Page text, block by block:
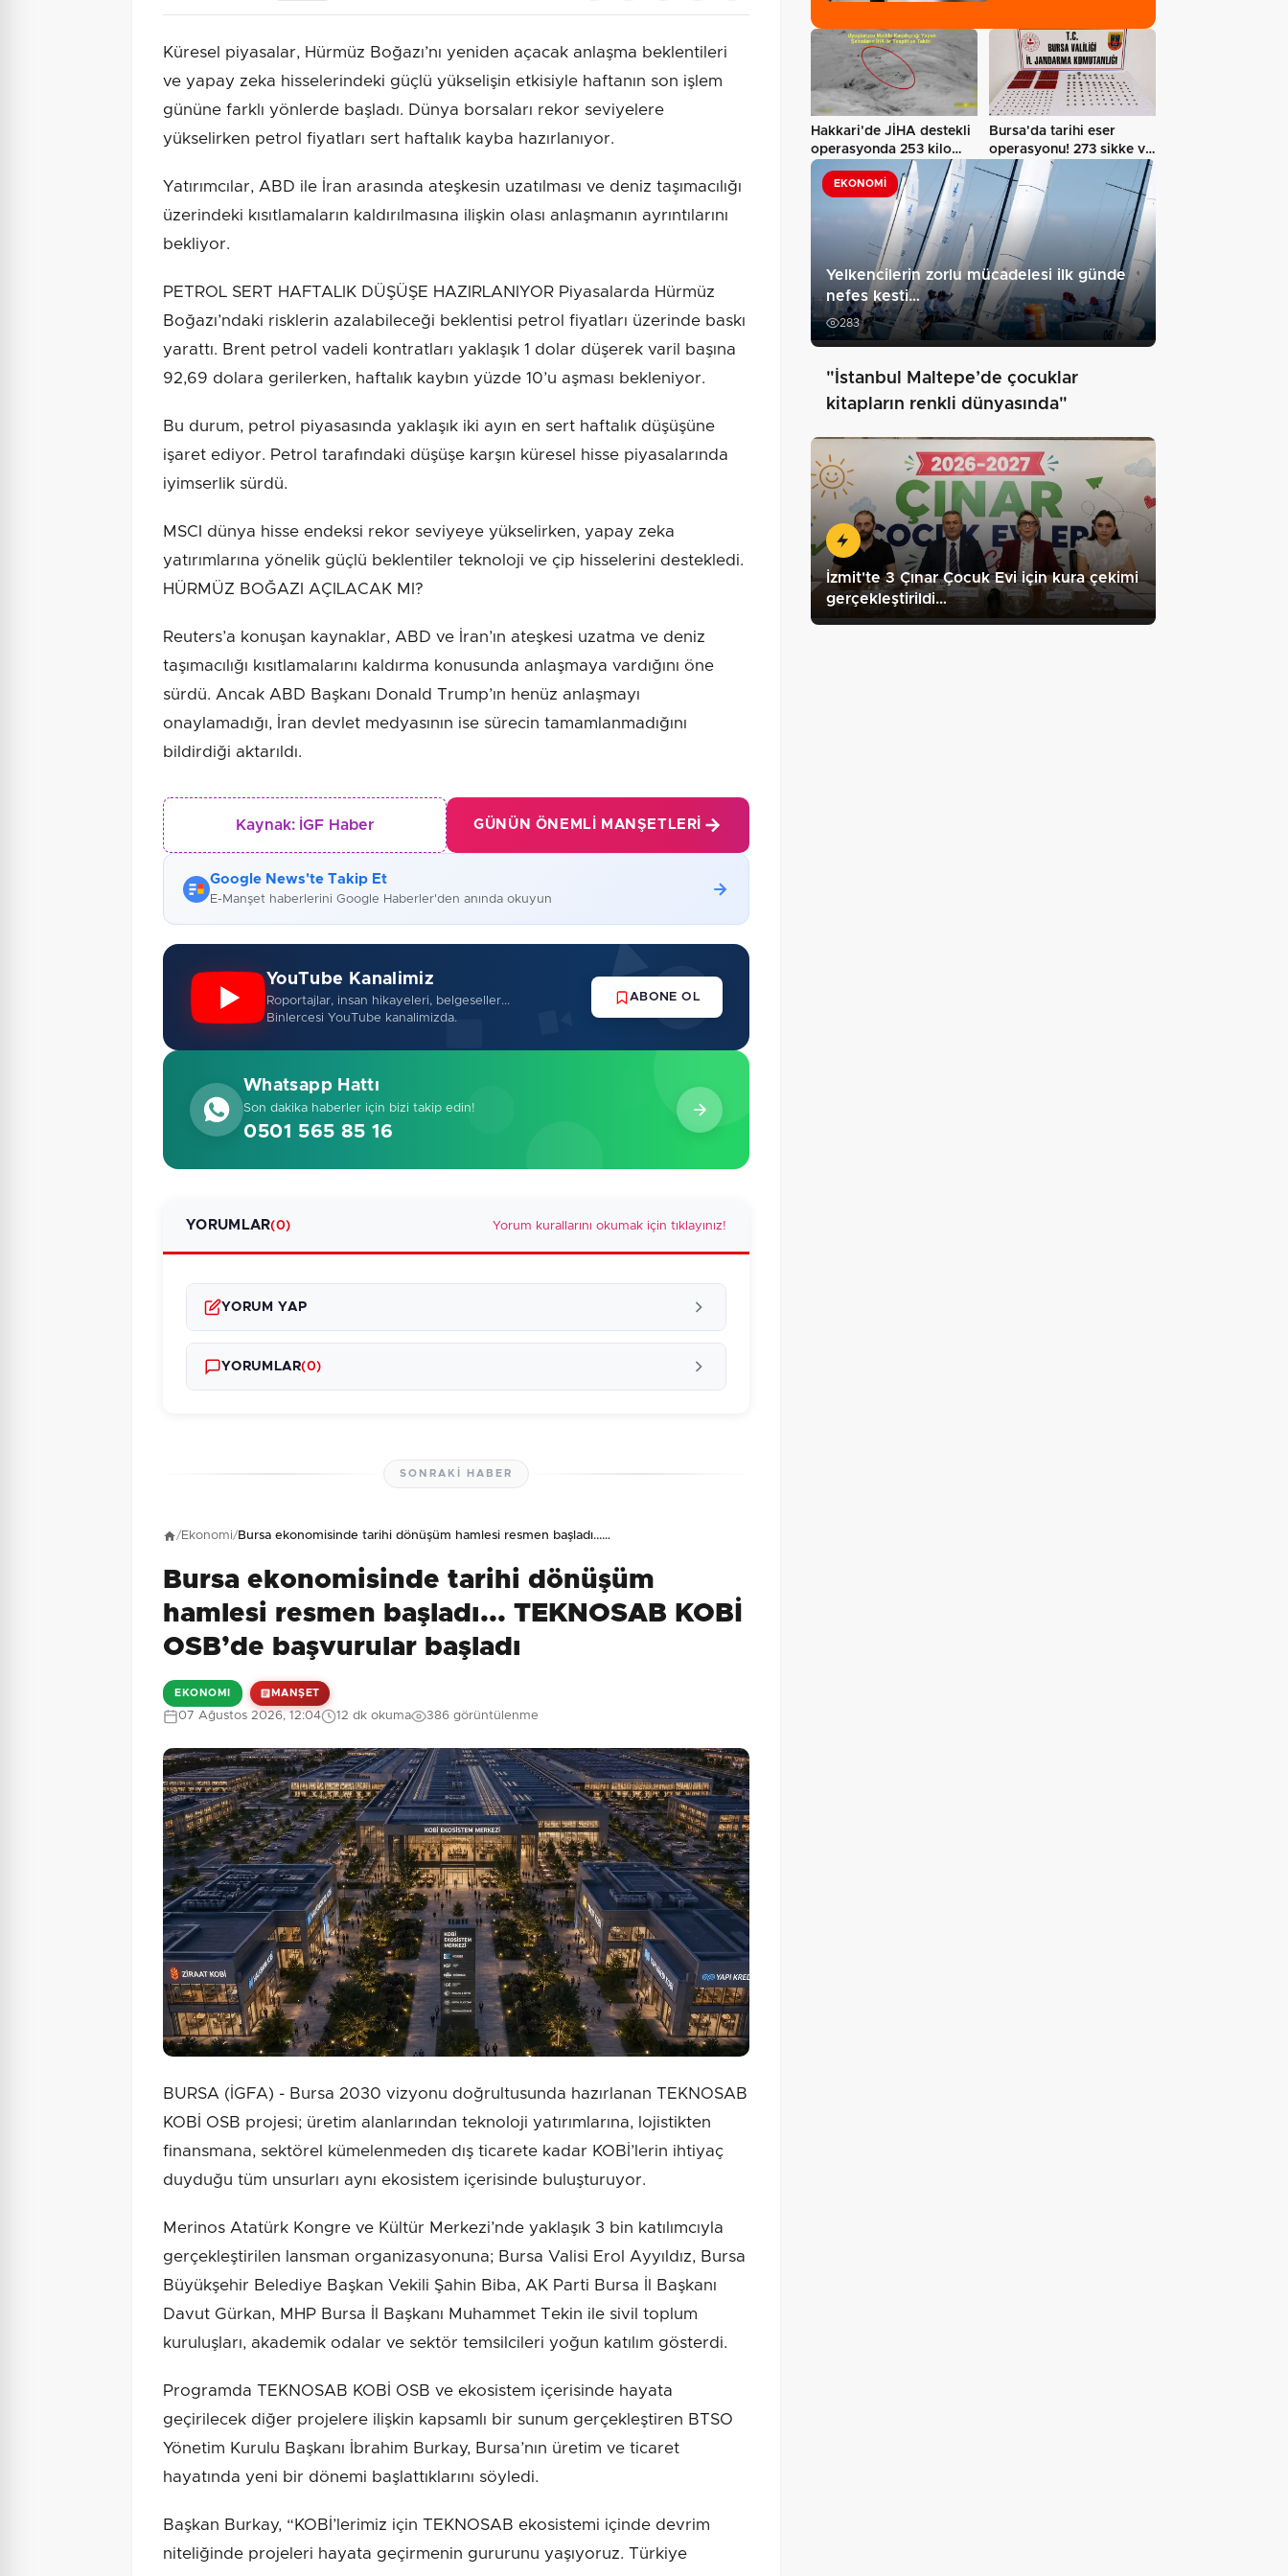
Küresel piyasalar, Hürmüz Boğazı’nı yeniden açacak anlaşma beklentileri
ve yapay zeka hisselerindeki güçlü yükselişin etkisiyle haftanın son işlem
gününe farklı yönlerde başladı. Dünya borsaları rekor seviyelere
yükselirken petrol fiyatları sert haftalık kayba hazırlanıyor.
Yatırımcılar, ABD ile İran arasında ateşkesin uzatılması ve deniz taşımacılığı
üzerindeki kısıtlamaların kaldırılmasına ilişkin olası anlaşmanın ayrıntılarını
bekliyor.
PETROL SERT HAFTALIK DÜŞÜŞE HAZIRLANIYOR Piyasalarda Hürmüz
Boğazı’ndaki risklerin azalabileceği beklentisi petrol fiyatları üzerinde baskı
yarattı. Brent petrol vadeli kontratları yaklaşık 1 dolar düşerek varil başına
92,69 dolara gerilerken, haftalık kaybın yüzde 10’u aşması bekleniyor.
Bu durum, petrol piyasasında yaklaşık iki ayın en sert haftalık düşüşüne
işaret ediyor. Petrol tarafındaki düşüşe karşın küresel hisse piyasalarında
iyimserlik sürdü.
MSCI dünya hisse endeksi rekor seviyeye yükselirken, yapay zeka
yatırımlarına yönelik güçlü beklentiler teknoloji ve çip hisselerini destekledi.
HÜRMÜZ BOĞAZI AÇILACAK MI?
Reuters’a konuşan kaynaklar, ABD ve İran’ın ateşkesi uzatma ve deniz
taşımacılığı kısıtlamalarını kaldırma konusunda anlaşmaya vardığını öne
sürdü. Ancak ABD Başkanı Donald Trump’ın henüz anlaşmayı
onaylamadığı, İran devlet medyasının ise sürecin tamamlanmadığını
bildirdiği aktarıldı.
Kaynak: İGF Haber GÜNÜN ÖNEMLI MANŞETLERI
Google News'te Takip Et
E-Manşet haberlerini Google Haberler'den anında okuyun
YouTube Kanalimiz
Roportajlar, insan hikayeleri, belgeseller...
Binlercesi YouTube kanalimizda.
ABONE OL
Whatsapp Hattı
Son dakika haberler için bizi takip edin!
0501 565 85 16
YORUMLAR(0) Yorum kurallarını okumak için tıklayınız!
YORUM YAP
Güvenlik Sorusu: 7 + 8 = ? Gönder
YORUMLAR(0)
SONRAKI HABER
/Ekonomi/Bursa ekonomisinde tarihi dönüşüm hamlesi resmen başladı...…
Bursa ekonomisinde tarihi dönüşüm
hamlesi resmen başladı... TEKNOSAB KOBİ
OSB’de başvurular başladı
EKONOMI MANŞET
07 Ağustos 2026, 12:04 12 dk okuma 386 görüntülenme
BURSA (İGFA) - Bursa 2030 vizyonu doğrultusunda hazırlanan TEKNOSAB
KOBİ OSB projesi; üretim alanlarından teknoloji yatırımlarına, lojistikten
finansmana, sektörel kümelenmeden dış ticarete kadar KOBİ’lerin ihtiyaç
duyduğu tüm unsurları aynı ekosistem içerisinde buluşturuyor.
Merinos Atatürk Kongre ve Kültür Merkezi’nde yaklaşık 3 bin katılımcıyla
gerçekleştirilen lansman organizasyonuna; Bursa Valisi Erol Ayyıldız, Bursa
Büyükşehir Belediye Başkan Vekili Şahin Biba, AK Parti Bursa İl Başkanı
Davut Gürkan, MHP Bursa İl Başkanı Muhammet Tekin ile sivil toplum
kuruluşları, akademik odalar ve sektör temsilcileri yoğun katılım gösterdi.
Programda TEKNOSAB KOBİ OSB ve ekosistem içerisinde hayata
geçirilecek diğer projelere ilişkin kapsamlı bir sunum gerçekleştiren BTSO
Yönetim Kurulu Başkanı İbrahim Burkay, Bursa’nın üretim ve ticaret
hayatında yeni bir dönemi başlattıklarını söyledi.
Başkan Burkay, “KOBİ’lerimiz için TEKNOSAB ekosistemi içinde devrim
niteliğinde projeleri hayata geçirmenin gururunu yaşıyoruz. Türkiye
Hakkari'de JİHA destekli
operasyonda 253 kilo
esrar…
Bursa'da tarihi eser
operasyonu! 273 sikke ve
18 obje…
EKONOMI
Yelkencilerin zorlu mücadelesi ilk günde
nefes kesti…
283
"İstanbul Maltepe’de çocuklar
kitapların renkli dünyasında"
İzmit'te 3 Çınar Çocuk Evi için kura çekimi
gerçekleştirildi…